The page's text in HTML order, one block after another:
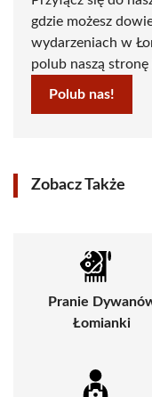
gdzie możesz
wydarzeniach w
polub naszą stronę
Polub nas!
Zobacz Także
Pranie
Łomianki